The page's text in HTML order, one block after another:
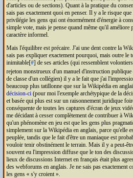
d'articles ou de sections). Quant à la pratique du
sais pas exactement quoi en penser. Il y a le risque
privilégie les gens qui ont énormément d'énergie à
simple vote, mais je pense quand même qu'il améliore
caractère informel.
Mais l'équilibre est précaire. J'ai une dent contre la
sais pas expliquer exactement pourquoi, mais outre le
inimitable[#] de ses articles (qui ressemblent
rejeton monstrueux d'un manuel d'instruction
de classe d'un collégien) il y a le fait que j'ai
beaucoup plus tatillonne que sur la Wikipédia en
décision-ci(pour moi l'exemple archétypique de la
et basée qui plus est sur un raisonnement juridique
conséquente de toutes les captures d'écran de jeux
me décidant à cesser complètement de contribuer à
qu'un phénomène en jeu est que les gens plus
simplement sur la Wikipédia en anglais, parce qu'elle
peuplée, tandis que le fait d'être un maniaque est
vouloir tenir obstinément le terrain. Mais il y a peut-
souvent eu l'impression diffuse que le ton des
lieux de discussions Internet en français était plus
des webforums en anglais. Je ne sais pas exactement
les gens « s'y croient ».